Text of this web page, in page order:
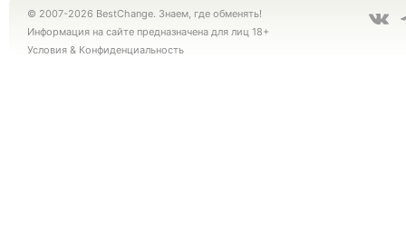
© 2007-2026 BestChange. Знаем, где обменять!
Информация на сайте предназначена для лиц 18+
Условия & Конфиденциальность